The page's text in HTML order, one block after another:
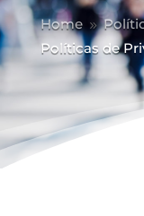
Home 9
Políticas de